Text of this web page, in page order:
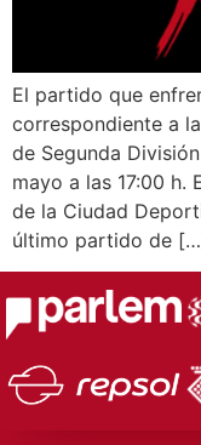
El partido que
correspondiente a
de Segunda
mayo a las 17:00 h.
de la Ciudad
último partido de